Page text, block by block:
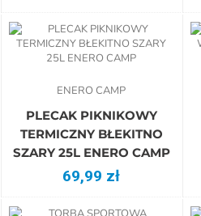
ENERO CAMP
PLECAK PIKNIKOWY
TERMICZNY BŁEKITNO
SZARY 25L ENERO CAMP
69,99 zł